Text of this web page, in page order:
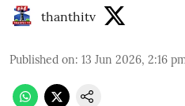
thanthitv
Published on: 13 Jun 2026, 2:16